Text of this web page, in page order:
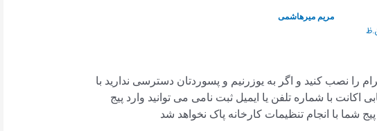
مریم میرهاشمی
را نصب کنید و اگر به یوزرنیم و پسوردتان دسترسی ندارید با
اکانت با شماره تلفن یا ایمیل ثبت نامی می توانید وارد پیج
شما با انجام تنظیمات کارخانه پاک نخواهد شد